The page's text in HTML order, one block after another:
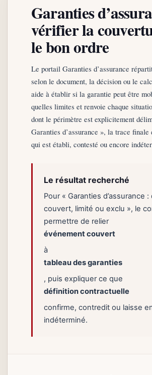
Garanties
vérifier la
le bon ordre
Le portail Garanties d’assurance
selon le document, la décision ou le
aide à établir si la garantie peut être
quelles limites et renvoie chaque
dont le périmètre est explicitement
Garanties d’assurance », la trace
qui est établi, contesté ou encore
Le résultat recherché
Pour « Garanties d’assurance
couvert, limité ou exclu », le
permettre de relier
événement couvert
à
tableau des garanties
, puis expliquer ce que
définition contractuelle
confirme, contredit ou laisse
indéterminé.